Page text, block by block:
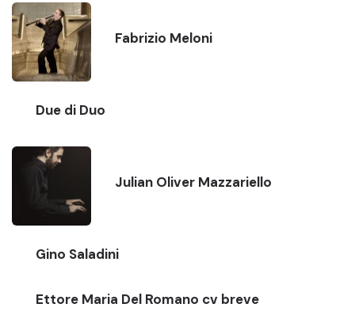
Fabrizio Meloni
Due di Duo
Julian Oliver Mazzariello
Gino Saladini
Ettore Maria Del Romano cv breve